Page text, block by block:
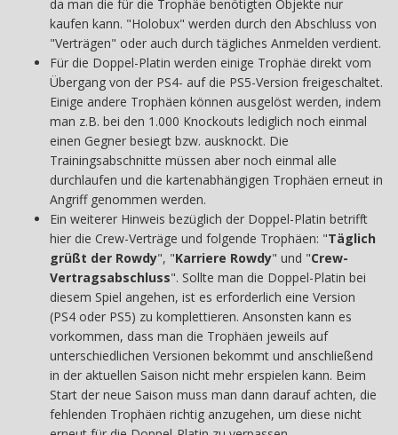
da man die für die Trophäe benötigten Objekte nur
kaufen kann. "Holobux" werden durch den Abschluss von
"Verträgen" oder auch durch tägliches Anmelden verdient.
Für die Doppel-Platin werden einige Trophäe direkt vom
Übergang von der PS4- auf die PS5-Version freigeschaltet.
Einige andere Trophäen können ausgelöst werden, indem
man z.B. bei den 1.000 Knockouts lediglich noch einmal
einen Gegner besiegt bzw. ausknockt. Die
Trainingsabschnitte müssen aber noch einmal alle
durchlaufen und die kartenabhängigen Trophäen erneut in
Angriff genommen werden.
Ein weiterer Hinweis bezüglich der Doppel-Platin betrifft
hier die Crew-Verträge und folgende Trophäen: "Täglich
grüßt der Rowdy", "Karriere Rowdy" und "Crew-
Vertragsabschluss". Sollte man die Doppel-Platin bei
diesem Spiel angehen, ist es erforderlich eine Version
(PS4 oder PS5) zu komplettieren. Ansonsten kann es
vorkommen, dass man die Trophäen jeweils auf
unterschiedlichen Versionen bekommt und anschließend
in der aktuellen Saison nicht mehr erspielen kann. Beim
Start der neue Saison muss man dann darauf achten, die
fehlenden Trophäen richtig anzugehen, um diese nicht